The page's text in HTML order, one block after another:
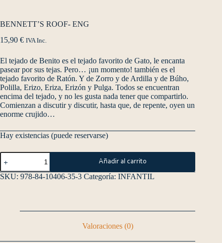
BENNETT’S ROOF- ENG
15,90 € IVA Inc.
El tejado de Benito es el tejado favorito de Gato, le encanta
pasear por sus tejas. Pero… ¡un momento! también es el
tejado favorito de Ratón. Y de Zorro y de Ardilla y de Búho,
Polilla, Erizo, Eriza, Erizón y Pulga. Todos se encuentran
encima del tejado, y no les gusta nada tener que compartirlo.
Comienzan a discutir y discutir, hasta que, de repente, oyen un
enorme crujido…
Hay existencias (puede reservarse)
Añadir al carrito
SKU: 978-84-10406-35-3 Categoría: INFANTIL
Valoraciones (0)